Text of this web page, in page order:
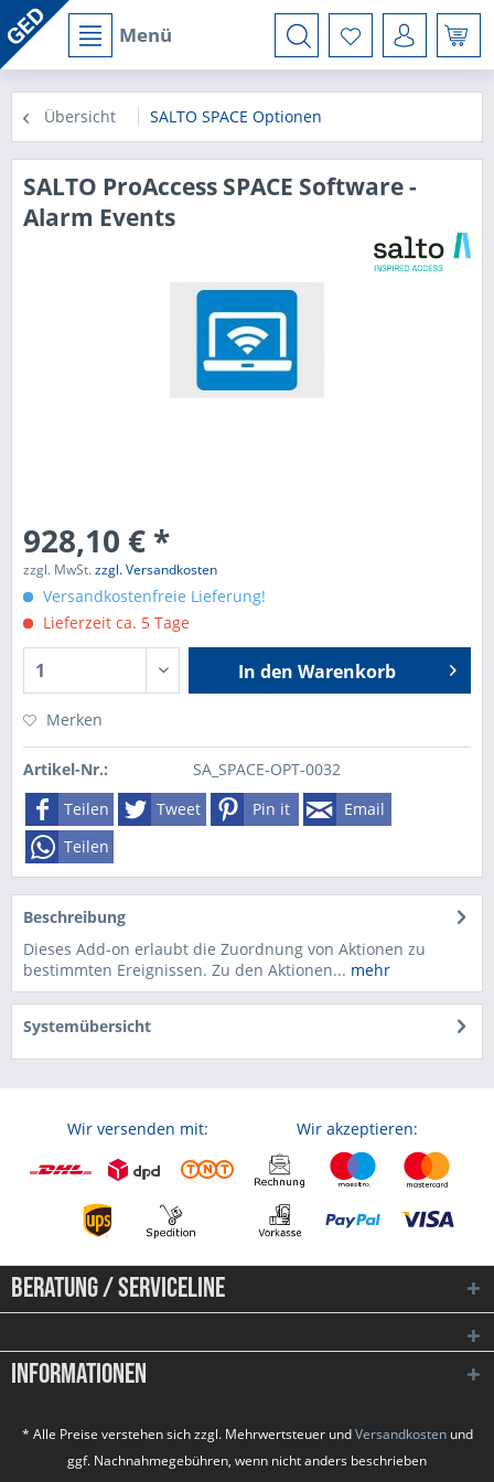
Menü
Übersicht SALTO SPACE Optionen
SALTO ProAccess SPACE Software -
Alarm Events
928,10 € *
zzgl. MwSt.zzgl. Versandkosten
Versandkostenfreie Lieferung!
Lieferzeit ca. 5 Tage
In den Warenkorb
Merken
Artikel-Nr.:
SA_SPACE-OPT-0032
Teilen
Tweet Pin it
Email
Teilen
Beschreibung
Dieses Add-on erlaubt die Zuordnung von Aktionen zu
bestimmten Ereignissen. Zu den Aktionen... mehr
Systemübersicht
Wir versenden mit: Wir akzeptieren:
Beratung / Serviceline
Informationen
* Alle Preise verstehen sich zzgl. Mehrwertsteuer undVersandkostenund
ggf. Nachnahmegebühren, wenn nicht anders beschrieben